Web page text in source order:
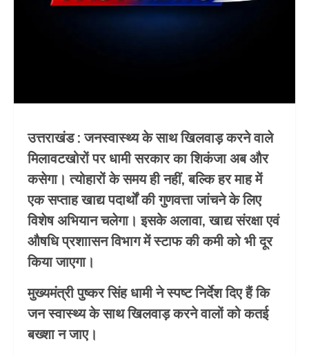
उत्तराखंड : जनस्वास्थ्य के साथ खिलवाड़ करने वाले
मिलावटखोरों पर धामी सरकार का शिकंजा अब और
कसेगा। त्योहारों के समय ही नहीं, बल्कि हर माह में
एक सप्ताह खाद्य पदार्थों की गुणवत्ता जांचने के लिए
विशेष अभियान चलेगा। इसके अलावा, खाद्य संरक्षा एवं
औषधि प्रशाासन विभाग में स्टाफ की कमी को भी दूर
किया जाएगा।
मुख्यमंत्री पुष्कर सिंह धामी ने स्पष्ट निर्देश दिए हैं कि
जन स्वास्थ्य के साथ खिलवाड़ करने वालों को कतई
बख्शा न जाए।